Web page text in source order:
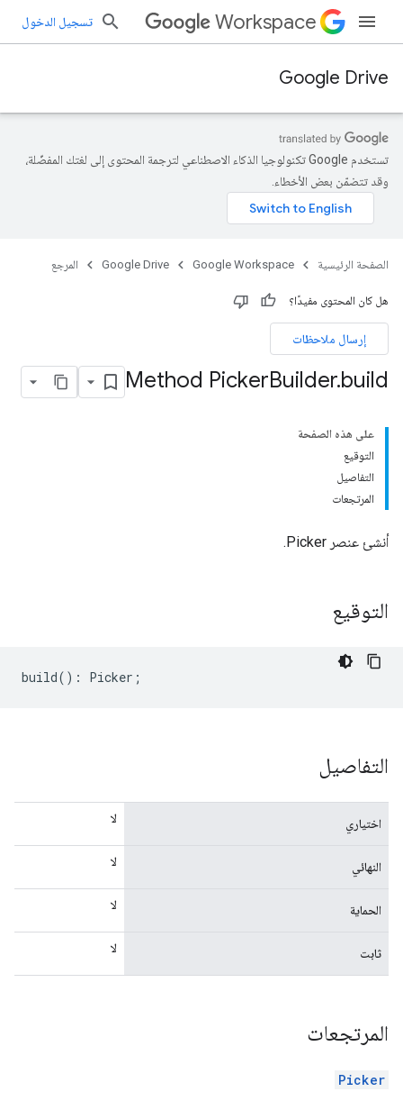
Workspace تسجيل الدخول
Google Drive
تستخدم Google تكنولوجيا الذكاء الاصطناعي لترجمة المحتوى إلى لغتك المفضّلة،
وقد تتضمّن بعض الأخطاء.
الصفحة الرئيسية Google Workspace
Google Drive المرجع
هل كان المحتوى مفيدًا؟
إرسال ملاحظات
Method PickerBuilder.build
على هذه الصفحة
التوقيع
التفاصيل
المرتجعات
أنشئ عنصر Picker.
التوقيع
build() : Picker ;
التفاصيل
اختياري لا
النهائي لا
الحماية لا
ثابت لا
المرتجعات
Picker